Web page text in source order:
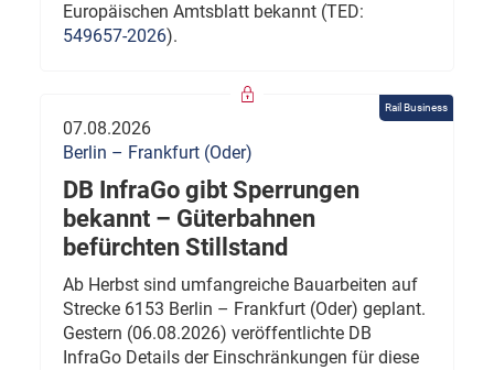
Europäischen Amtsblatt bekannt (TED:
549657-2026).
Rail Business
07.08.2026
Berlin – Frankfurt (Oder)
DB InfraGo gibt Sperrungen
bekannt – Güterbahnen
befürchten Stillstand
Ab Herbst sind umfangreiche Bauarbeiten auf
Strecke 6153 Berlin – Frankfurt (Oder) geplant.
Gestern (06.08.2026) veröffentlichte DB
InfraGo Details der Einschränkungen für diese